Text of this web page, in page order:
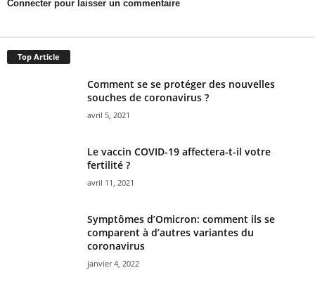
Connecter pour laisser un commentaire
Top Article
Comment se se protéger des nouvelles
souches de coronavirus ?
avril 5, 2021
Le vaccin COVID-19 affectera-t-il votre
fertilité ?
avril 11, 2021
Symptômes d’Omicron: comment ils se
comparent à d’autres variantes du
coronavirus
janvier 4, 2022